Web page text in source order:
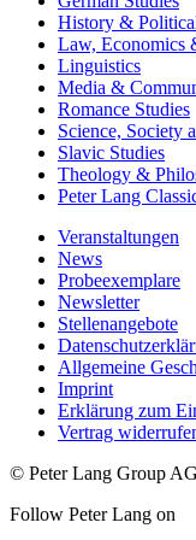
History &
Law, Economics
Linguistics
Media &
Romance Studies
Science, Society
Slavic Studies
Theology &
Peter Lang
Veranstaltungen
News
Probeexemplare
Newsletter
Stellenangebote
Allgemeine
Imprint
Erklärung zum
Vertrag
© Peter Lang Group AG
Follow Peter Lang on